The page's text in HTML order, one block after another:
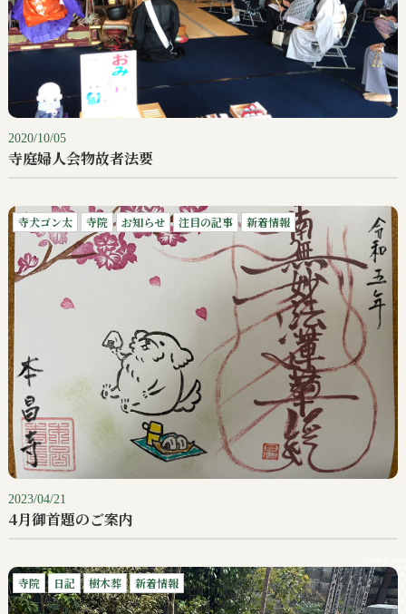
2020/10/05
寺庭婦人会物故者法要
寺犬ゴン太 寺院 お知らせ 注目の記事 新着情報
2023/04/21
4月御首題のご案内
寺院 日記 樹木葬 新着情報